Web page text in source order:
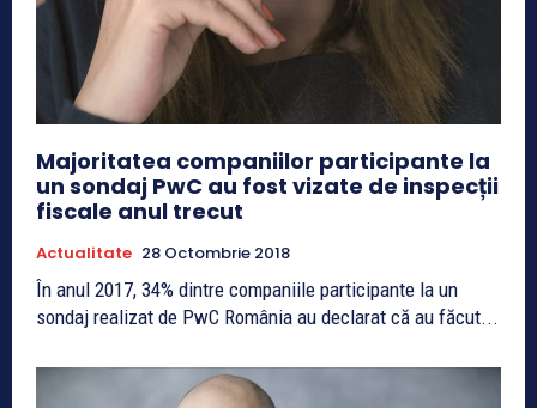
Majoritatea companiilor participante la
un sondaj PwC au fost vizate de inspecții
fiscale anul trecut
Actualitate 28 Octombrie 2018
În anul 2017, 34% dintre companiile participante la un
sondaj realizat de PwC România au declarat că au făcut...